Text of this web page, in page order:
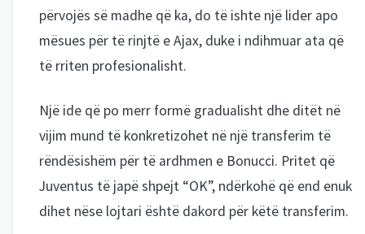
përvojës së madhe që ka, do të ishte një lider apo
mësues për të rinjtë e Ajax, duke i ndihmuar ata që
të rriten profesionalisht.
Një ide që po merr formë gradualisht dhe ditët në
vijim mund të konkretizohet në një transferim të
rëndësishëm për të ardhmen e Bonucci. Pritet që
Juventus të japë shpejt “OK”, ndërkohë që end enuk
dihet nëse lojtari është dakord për këtë transferim.